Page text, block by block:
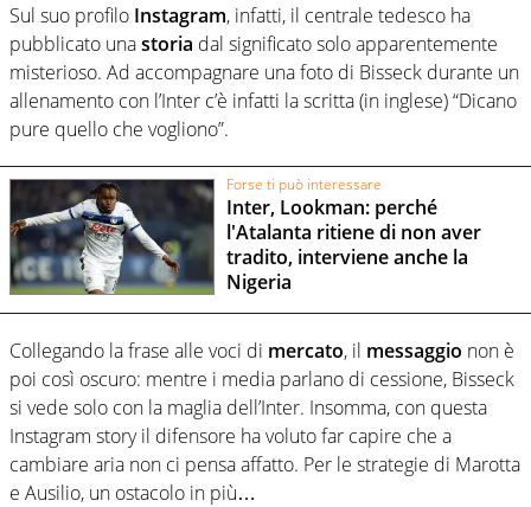
Sul suo profilo Instagram, infatti, il centrale tedesco ha
pubblicato unastoria dal significato solo apparentemente
misterioso. Ad accompagnare una foto di Bisseck durante un
allenamento con l’Inter c’è infatti la scritta (in inglese) “Dicano
pure quello che vogliono”.
Forse ti può interessare
Inter, Lookman: perché
l'Atalanta ritiene di non aver
tradito, interviene anche la
Nigeria
Collegando la frase alle voci di mercato, il messaggio non è
poi così oscuro: mentre i media parlano di cessione, Bisseck
si vede solo con la maglia dell’Inter. Insomma, con questa
Instagram story il difensore ha voluto far capire che a
cambiare aria non ci pensa affatto. Per le strategie di Marotta
e Ausilio, un ostacolo in più…